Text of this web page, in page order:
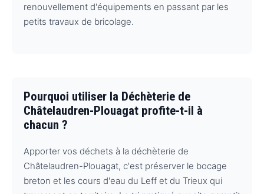
renouvellement d'équipements en passant par les
petits travaux de bricolage.
Pourquoi utiliser la Déchèterie de
Châtelaudren-Plouagat profite-t-il à
chacun ?
Apporter vos déchets à la déchèterie de
Châtelaudren-Plouagat, c'est préserver le bocage
breton et les cours d'eau du Leff et du Trieux qui